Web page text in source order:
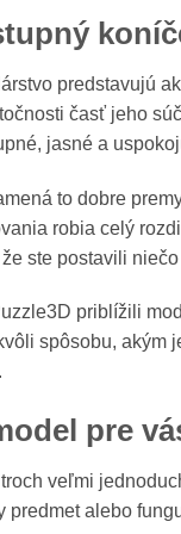
predstavujú
časť jeho
jasné a
to dobre
robia celý
ste postavili
priblížili
spôsobu, akým
pre
veľmi
predmet alebo